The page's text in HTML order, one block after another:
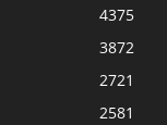
4375
3872
2721
2581